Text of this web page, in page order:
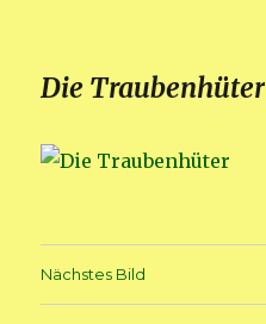
Die Traubenhüter
Nächstes Bild